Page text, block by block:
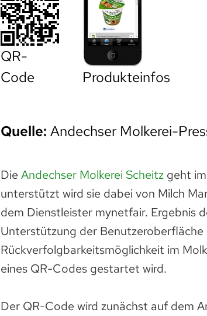
QR-
Code
Produkteinfos
Quelle: Andechser Molkerei-
Die Andechser Molkerei Scheitz geht
unterstützt wird sie dabei von Milch
dem Dienstleister mynetfair. Ergebnis
Unterstützung der
Rückverfolgbarkeitsmöglichkeit im
eines QR-Codes gestartet wird.
Der QR-Code wird zunächst auf dem